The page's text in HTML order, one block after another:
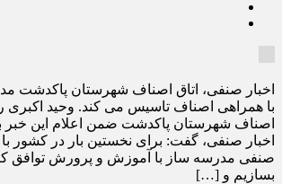
اخبار صنفی، اتاق اصناف شهرستان پاکدشت
با همراهی اصناف تاسیس می کند. وحید اکبری
اصناف شهرستان پاکدشت ضمن اعلام این خبر
اخبار صنفی، گفت: برای نخستین بار در کشور
صنفی مدرسه ساز با آموزش و پرورش توافق
بسازیم و […]